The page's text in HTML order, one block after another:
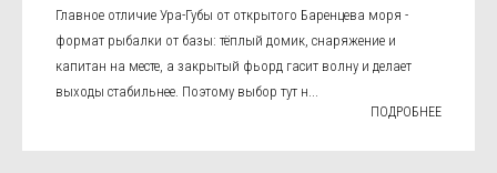
Главное отличие Ура-Губы от открытого Баренцева моря -
формат рыбалки от базы: тёплый домик, снаряжение и
капитан на месте, а закрытый фьорд гасит волну и делает
выходы стабильнее. Поэтому выбор тут н...
ПОДРОБНЕЕ